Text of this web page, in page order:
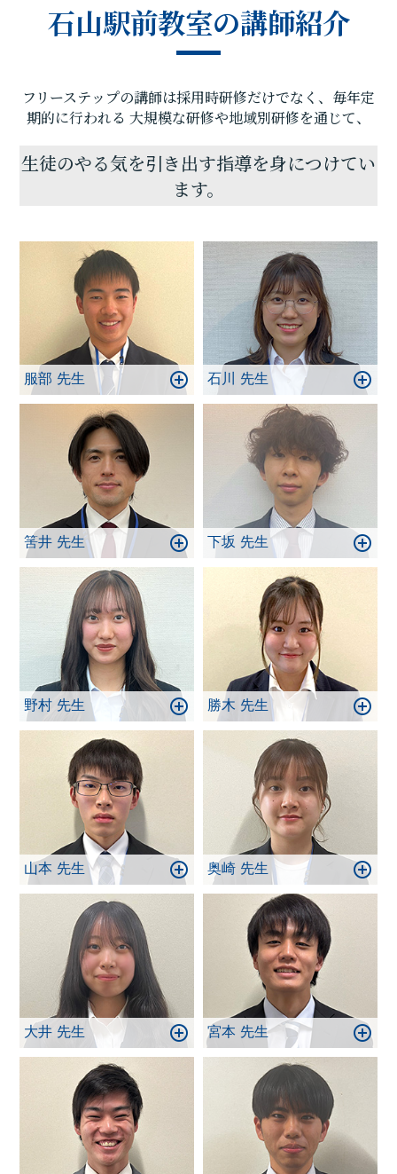
また石山駅前教室はお子様の目標までの過程に特に
目を向けております。目標までの過程が充実してい
れば、自ずと目標を達成することができます。目標
授業を進めていきます。そして目標までの過程に真
摯に向き合い、何かを頑張ることができる生徒さん
師陣は責任感を持ち、誠心誠意日々の授業に向き
合っております。
教室見学・学習相談は随時行っておりますので、少
生徒思いで、豊かな指導力を持つ講師陣と共にお待
ちしております。
石山駅前教室の講師紹介
フリーステップの講師は採用時研修だけでなく、毎年定
期的に行われる 大規模な研修や地域別研修を通じて、
生徒のやる気を引き出す指導を身につけてい
ます。
服部 先生 石川 先生
筈井 先生 下坂 先生
野村 先生 勝木 先生
山本 先生 奥崎 先生
大井 先生 宮本 先生